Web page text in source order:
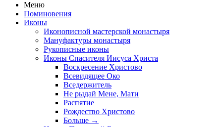
Меню
Поминовения
Иконы
Иконописной мастерской монастыря
Мануфактуры монастыря
Рукописные иконы
Иконы Спасителя Иисуса Христа
Воскресение Христово
Всевидящее Око
Вседержитель
Не рыдай Мене, Мати
Распятие
Рождество Христово
Больше →